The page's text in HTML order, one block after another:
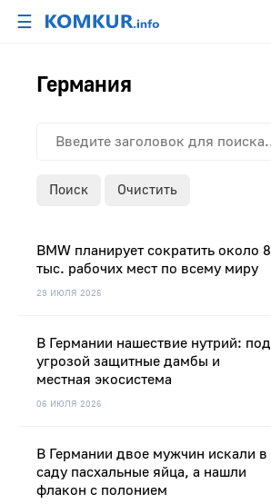
☰
Германия
Поиск Очистить
29 ИЮЛЯ 2026
BMW планирует сократить около 8
тыс. рабочих мест по всему миру
06 ИЮЛЯ 2026
В Германии нашествие нутрий: под
угрозой защитные дамбы и
местная экосистема
В Германии двое мужчин искали в
саду пасхальные яйца, а нашли
флакон с полонием